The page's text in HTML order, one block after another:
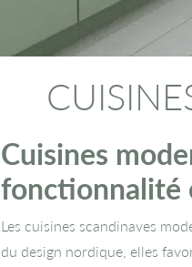
Cuisines
fonctionnalité
Les cuisines scandinaves
du design nordique, elles